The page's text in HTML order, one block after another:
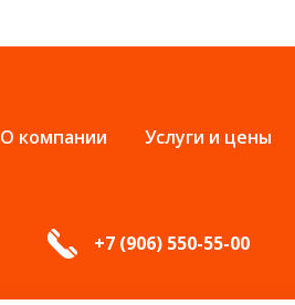
О компании Услуги и цены
+7 (906) 550-55-00